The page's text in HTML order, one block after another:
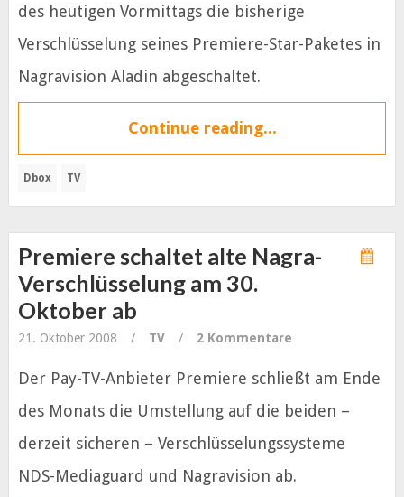
des heutigen Vormittags die bisherige
Verschlüsselung seines Premiere-Star-Paketes in
Nagravision Aladin abgeschaltet.
Continue reading...
Dbox TV
Premiere schaltet alte Nagra-
Verschlüsselung am 30.
Oktober ab
21. Oktober 2008 / TV / 2 Kommentare
Der Pay-TV-Anbieter Premiere schließt am Ende
des Monats die Umstellung auf die beiden –
derzeit sicheren – Verschlüsselungssysteme
NDS-Mediaguard und Nagravision ab.